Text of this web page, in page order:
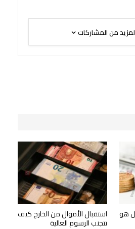
من المشاركات
هو استقبال الأموال من الخارج كيف
تتجنب الرسوم العالية